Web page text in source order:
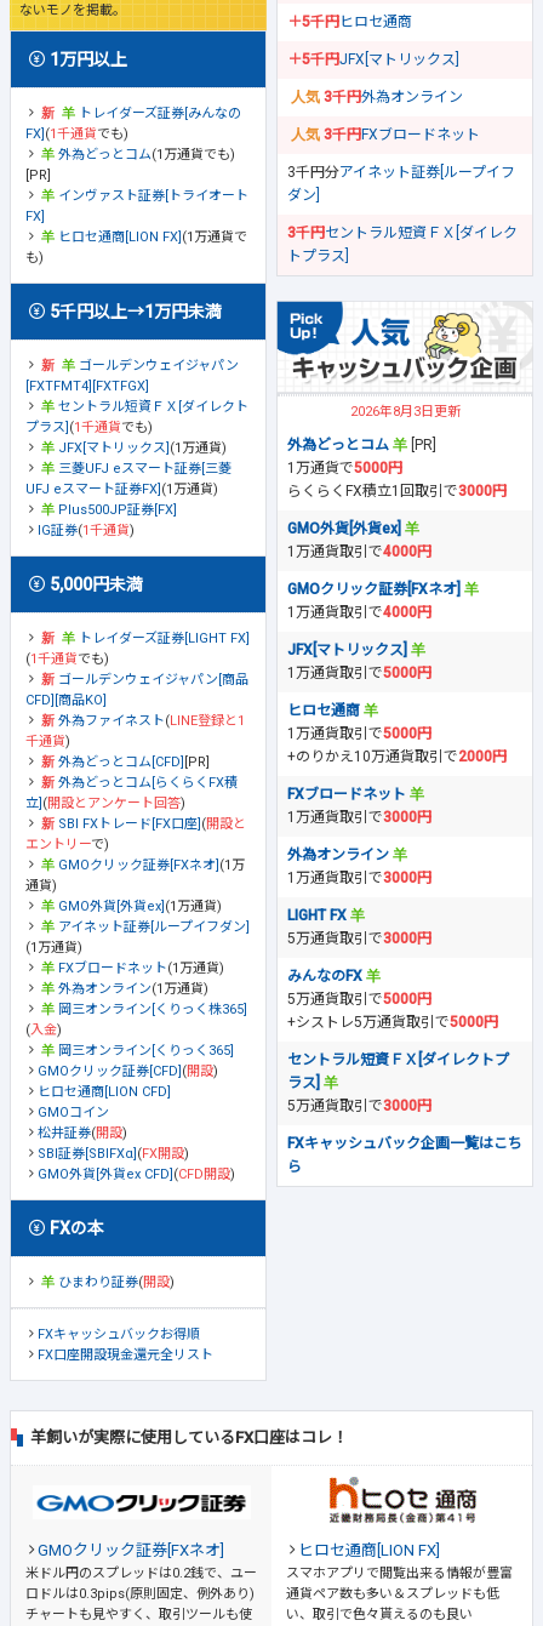
ないモノを掲載。
1万円以上
トレイダーズ証券[みんなの
FX] (1千通貨でも)
外為どっとコム(1万通貨でも)
[PR]
インヴァスト証券[トライオート
FX]
ヒロセ通商[LION FX] (1万通貨で
も)
5千円以上→1万円未満
ゴールデンウェイジャパン
[FXTFMT4][FXTFGX]
セントラル短資ＦＸ[ダイレクト
プラス] (1千通貨でも)
JFX[マトリックス] (1万通貨)
三菱UFJ eスマート証券[三菱
UFJ eスマート証券FX] (1万通貨)
Plus500JP証券[FX]
IG証券(1千通貨)
5,000円未満
トレイダーズ証券[LIGHT FX]
(1千通貨でも)
ゴールデンウェイジャパン[商品
CFD][商品KO]
外為ファイネスト(LINE登録と1
千通貨)
外為どっとコム[CFD] [PR]
外為どっとコム[らくらくFX積
立] (開設とアンケート回答)
SBI FXトレード[FX口座] (開設と
エントリーで)
GMOクリック証券[FXネオ] (1万
通貨)
GMO外貨[外貨ex] (1万通貨)
アイネット証券[ループイフダン]
(1万通貨)
FXブロードネット(1万通貨)
外為オンライン(1万通貨)
岡三オンライン[くりっく株365]
(入金)
岡三オンライン[くりっく365]
GMOクリック証券[CFD] (開設)
ヒロセ通商[LION CFD]
GMOコイン
松井証券(開設)
SBI証券[SBIFXα] (FX開設)
GMO外貨[外貨ex CFD] (CFD開設)
FXの本
ひまわり証券(開設)
FXキャッシュバックお得順
FX口座開設現金還元全リスト
＋5千円ヒロセ通商
＋5千円JFX[マトリックス]
3千円外為オンライン
3千円FXブロードネット
3千円分アイネット証券[ループイフ
ダン]
3千円セントラル短資ＦＸ[ダイレク
トプラス]
2026年8月3日更新
外為どっとコム
[PR]
1万通貨で5000円
らくらくFX積立1回取引で3000円
GMO外貨[外貨ex]
1万通貨取引で4000円
GMOクリック証券[FXネオ]
1万通貨取引で4000円
JFX[マトリックス]
1万通貨取引で5000円
ヒロセ通商
1万通貨取引で5000円
+のりかえ10万通貨取引で2000円
FXブロードネット
1万通貨取引で3000円
外為オンライン
1万通貨取引で3000円
LIGHT FX
5万通貨取引で3000円
みんなのFX
5万通貨取引で5000円
+シストレ5万通貨取引で5000円
セントラル短資ＦＸ[ダイレクトプ
ラス]
5万通貨取引で3000円
FXキャッシュバック企画一覧はこち
ら
羊飼いが実際に使用しているFX口座はコレ！
GMOクリック証券[FXネオ]
米ドル円のスプレッドは0.2銭で、ユー
ロドルは0.3pips(原則固定、例外あり)
チャートも見やすく、取引ツールも使
ヒロセ通商[LION FX]
スマホアプリで閲覧出来る情報が豊富
通貨ペア数も多い＆スプレッドも低
い、取引で色々貰えるのも良い